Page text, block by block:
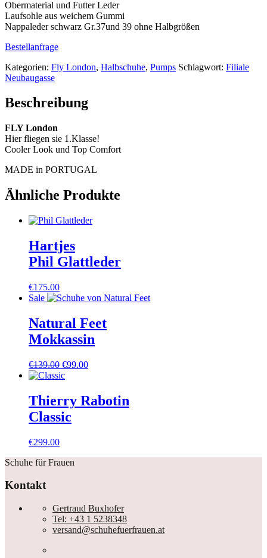
Obermaterial und Futter Leder
Laufsohle aus weichem Gummi
Nappaleder schwarz Gr.37und 39 ohne Halbgrößen
Bestellanfrage
Kategorien: Fly London, Halbschuhe, Pumps Schlagwort: Filiale
Neubaugasse
Beschreibung
FLY London
Hier fliegen sie 1.Klasse!
Cooler Look und Top Comfort
MADE in PORTUGAL
Ähnliche Produkte
Hartjes
Phil Glattleder
€175.00
Sale
Natural Feet
Mokkassin
€139.00 Ursprünglicher
Preis
€139.00
€99.00Aktueller
€99.00.
Thierry Rabotin
Classic
€299.00
Schuhe für Frauen
Kontakt
Gertraud Buxhofer
Tel: +43 1 5238348
versand@schuhefuerfrauen.at